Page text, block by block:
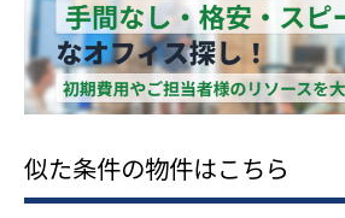
似た条件の物件はこちら